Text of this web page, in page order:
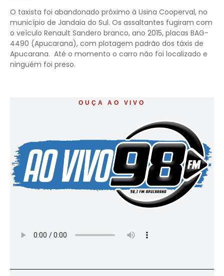
O taxista foi abandonado próximo à Usina Cooperval, no
município de Jandaia do Sul. Os assaltantes fugiram com
o veículo Renault Sandero branco, ano 2015, placas BAG-
4490 (Apucarana), com plotagem padrão dos táxis de
Apucarana. Até o momento o carro não foi localizado e
ninguém foi preso.
OUÇA AO VIVO